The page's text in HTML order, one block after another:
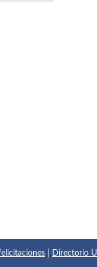
Directorio